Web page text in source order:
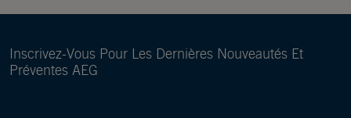
Inscrivez-Vous Pour Les Dernières Nouveautés Et
Préventes AEG